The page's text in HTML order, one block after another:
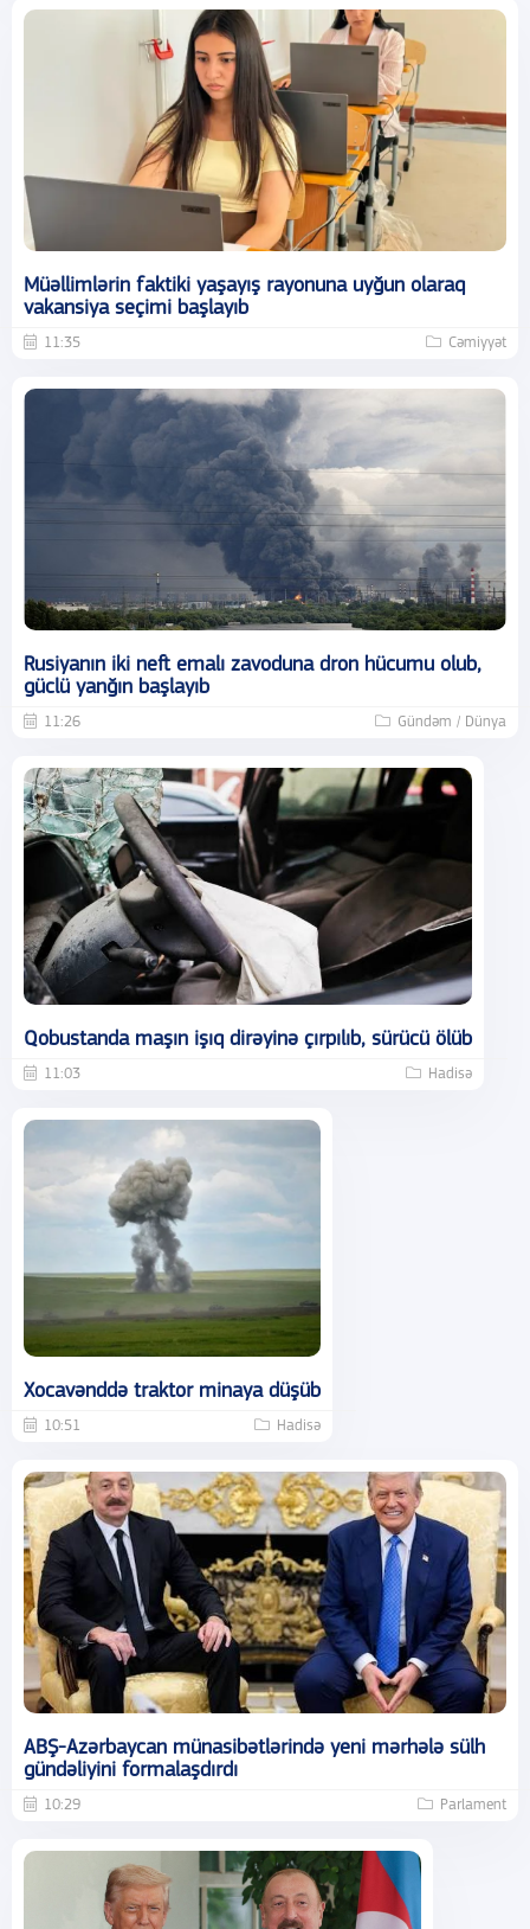
Müəllimlərin faktiki yaşayış rayonuna uyğun olaraq
vakansiya seçimi başlayıb
11:35 Cəmiyyət
Rusiyanın iki neft emalı zavoduna dron hücumu olub,
güclü yanğın başlayıb
11:26 Gündəm / Dünya
Qobustanda maşın işıq dirəyinə çırpılıb, sürücü ölüb
11:03 Hadisə
Xocavənddə traktor minaya düşüb
10:51 Hadisə
ABŞ-Azərbaycan münasibətlərində yeni mərhələ sülh
gündəliyini formalaşdırdı
10:29 Parlament